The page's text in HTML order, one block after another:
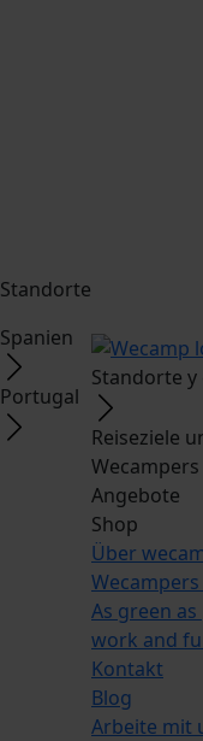
Standorte
Spanien
Portugal
Standorte
Reiseziele
Angebote
Shop
Über
As green
work and
Kontakt
Blog
Arbeite mit